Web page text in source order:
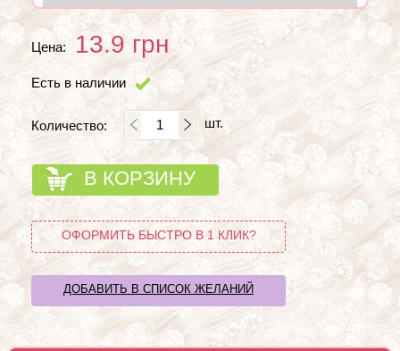
Цена: 13.9 грн
Есть в наличии
Количество: шт.
В КОРЗИНУ
ОФОРМИТЬ БЫСТРО В 1 КЛИК?
ДОБАВИТЬ В СПИСОК ЖЕЛАНИЙ